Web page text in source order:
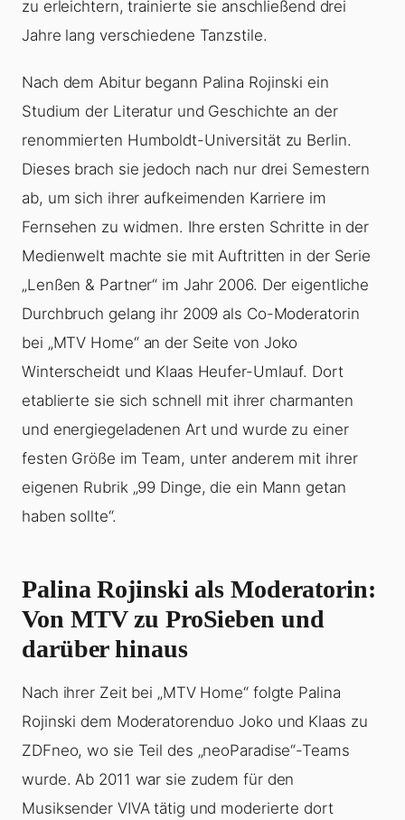
zu erleichtern, trainierte sie anschließend drei
Jahre lang verschiedene Tanzstile.
Nach dem Abitur begann Palina Rojinski ein
Studium der Literatur und Geschichte an der
renommierten Humboldt-Universität zu Berlin.
Dieses brach sie jedoch nach nur drei Semestern
ab, um sich ihrer aufkeimenden Karriere im
Fernsehen zu widmen. Ihre ersten Schritte in der
Medienwelt machte sie mit Auftritten in der Serie
„Lenßen & Partner“ im Jahr 2006. Der eigentliche
Durchbruch gelang ihr 2009 als Co-Moderatorin
bei „MTV Home“ an der Seite von Joko
Winterscheidt und Klaas Heufer-Umlauf. Dort
etablierte sie sich schnell mit ihrer charmanten
und energiegeladenen Art und wurde zu einer
festen Größe im Team, unter anderem mit ihrer
eigenen Rubrik „99 Dinge, die ein Mann getan
haben sollte“.
Palina Rojinski als Moderatorin:
Von MTV zu ProSieben und
darüber hinaus
Nach ihrer Zeit bei „MTV Home“ folgte Palina
Rojinski dem Moderatorenduo Joko und Klaas zu
ZDFneo, wo sie Teil des „neoParadise“-Teams
wurde. Ab 2011 war sie zudem für den
Musiksender VIVA tätig und moderierte dort